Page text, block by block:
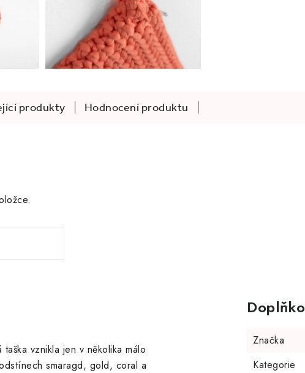
Hodnocení produktu
produkty
vznikla jen v několika málo
smaragd, gold, coral a
Značka
Kategorie